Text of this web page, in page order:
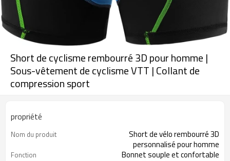
Short de cyclisme rembourré 3D pour homme |
Sous-vêtement de cyclisme VTT | Collant de
compression sport
propriété
Nom du produit
Short de vélo rembourré 3D
personnalisé pour homme
Fonction Bonnet souple et confortable